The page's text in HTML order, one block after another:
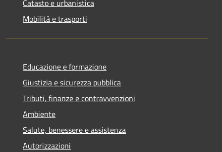
Catasto e urbanistica
Mobilità e trasporti
Educazione e formazione
Giustizia e sicurezza pubblica
Tributi, finanze e contravvenzioni
Ambiente
Salute, benessere e assistenza
Autorizzazioni